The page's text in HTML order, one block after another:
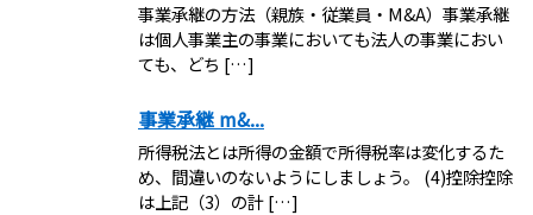
事業承継の方法（親族・従業員・M&A）事業承継
は個人事業主の事業においても法人の事業におい
ても、どち […]
事業承継 m&...
所得税法とは所得の金額で所得税率は変化するた
め、間違いのないようにしましょう。 (4)控除控除
は上記（3）の計 […]